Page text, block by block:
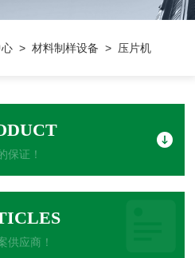
>材料制样设备 > 压片机
保证！
供应商！